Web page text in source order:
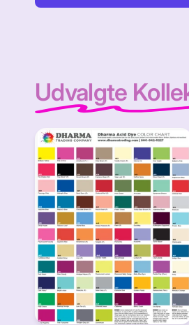
Udvalgte